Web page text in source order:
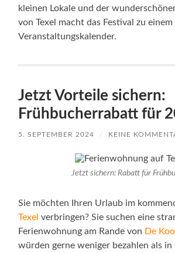
kleinen Lokale und der
von Texel macht das Festival zu
Veranstaltungskalender.
Jetzt Vorteile sichern:
Frühbucherrabatt für
5. SEPTEMBER 2024 / KEINE
Jetzt sichern: Rabatt für
Sie möchten Ihren Urlaub im
Texelverbringen? Sie suchen eine
Ferienwohnung am Rande von De
würden gerne weniger bezahlen als in